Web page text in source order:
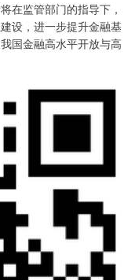
在监管部门的指导下，
设，进一步提升金融基
国金融高水平开放与高